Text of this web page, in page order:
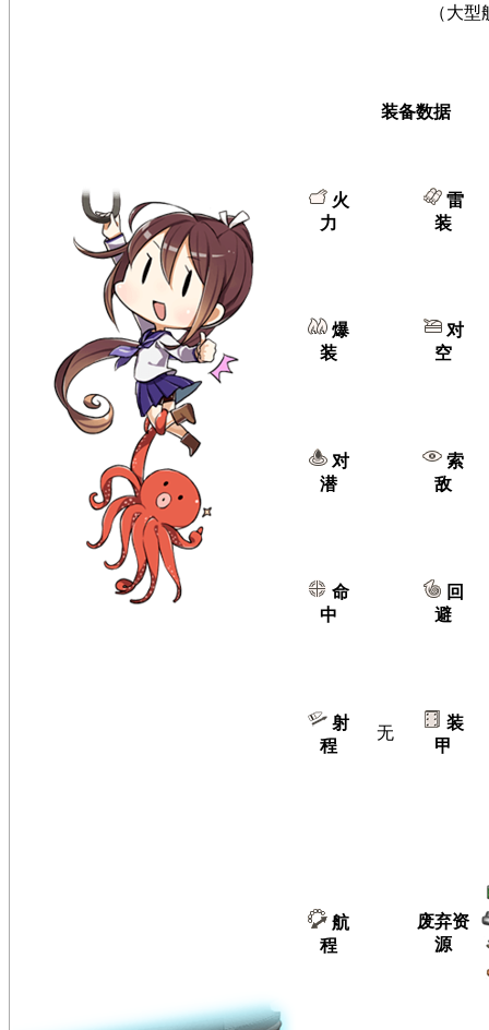
（大型
装备数据
火
力
雷
装
爆
装
对
空
对
潜
索
敌
命
中
回
避
射
程
无
装
甲
航
程
废弃资
源